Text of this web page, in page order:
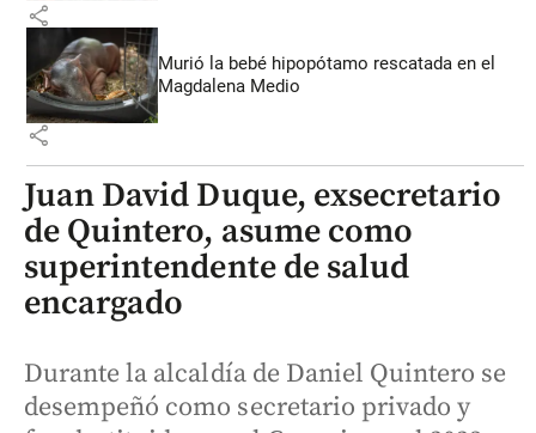
share
Murió la bebé hipopótamo rescatada en el
Magdalena Medio
share
Juan David Duque, exsecretario
de Quintero, asume como
superintendente de salud
encargado
Durante la alcaldía de Daniel Quintero se
desempeñó como secretario privado y